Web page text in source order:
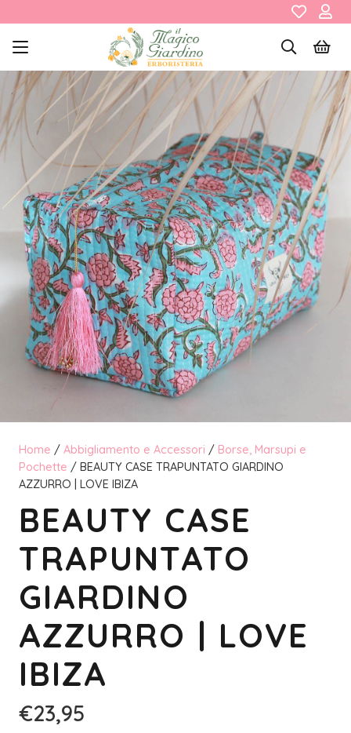
Home / Abbigliamento e Accessori / Borse, Marsupi e
Pochette / BEAUTY CASE TRAPUNTATO GIARDINO
AZZURRO | LOVE IBIZA
BEAUTY CASE
TRAPUNTATO
GIARDINO
AZZURRO | LOVE
IBIZA
€23,95